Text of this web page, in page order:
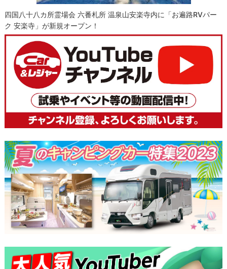
四国八十八カ所霊場会 六番札所 温泉山安楽寺内に「お遍路RVパー
ク 安楽寺」が新規オープン！